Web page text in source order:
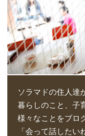
ソラマドの住人達
暮らしのこと、子
様々なことをブロ
「会って話したい